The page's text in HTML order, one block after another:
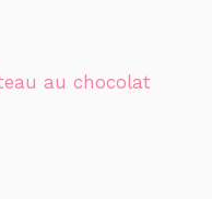
au chocolat